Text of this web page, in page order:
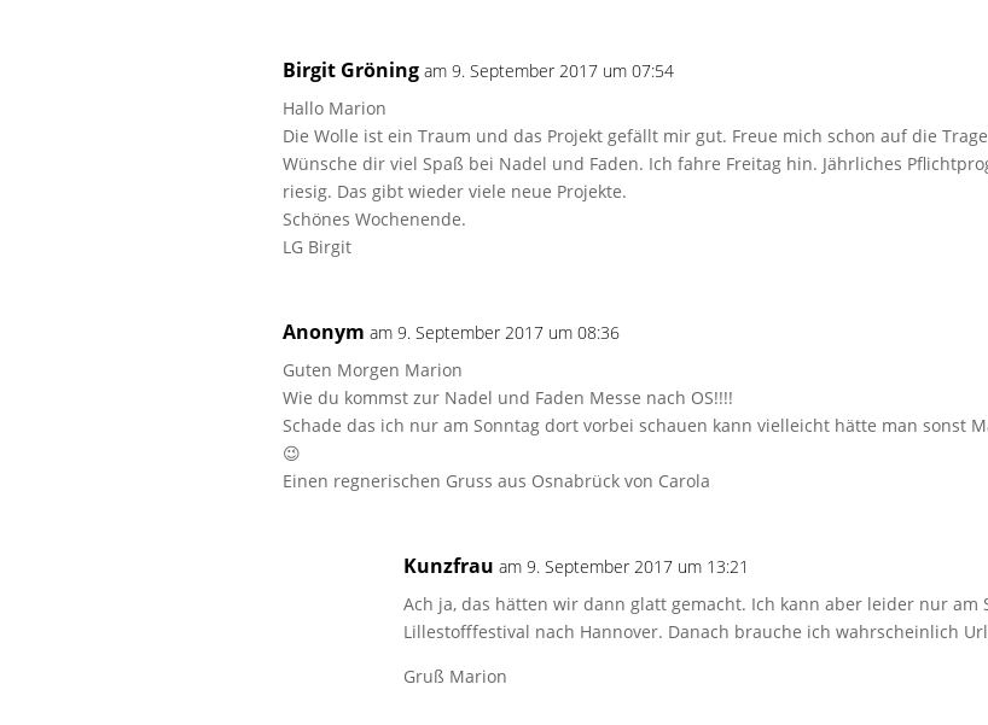
Birgit Gröning am 9. September 2017 um 07:54
Hallo Marion
Die Wolle ist ein Traum und das Projekt gefällt mir gut. Freue mich schon auf die
Wünsche dir viel Spaß bei Nadel und Faden. Ich fahre Freitag hin. Jährliches
riesig. Das gibt wieder viele neue Projekte.
Schönes Wochenende.
LG Birgit
Anonym am 9. September 2017 um 08:36
Guten Morgen Marion
Wie du kommst zur Nadel und Faden Messe nach OS!!!!
Schade das ich nur am Sonntag dort vorbei schauen kann vielleicht hätte man sonst
😉
Einen regnerischen Gruss aus Osnabrück von Carola
Kunzfrau am 9. September 2017 um 13:21
Ach ja, das hätten wir dann glatt gemacht. Ich kann aber leider nur am
Lillestofffestival nach Hannover. Danach brauche ich wahrscheinlich
Gruß Marion